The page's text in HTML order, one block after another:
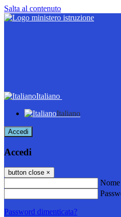
Salta al contenuto
Italiano
Italiano
Accedi
Accedi
button close ×
Password dimenticata?